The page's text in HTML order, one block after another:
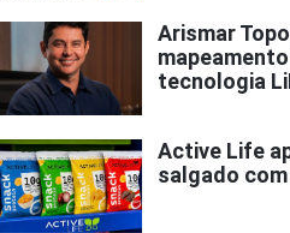
Arismar
tecnologia
Active Life
salgado